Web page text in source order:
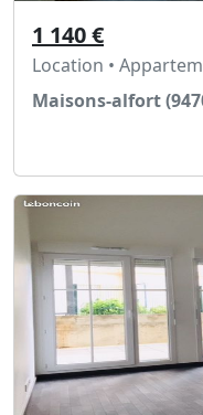
1 140 €
Location •
Maisons-alfort